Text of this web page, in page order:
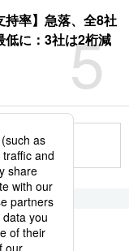
5
持率】急落、全8社
低に：3社は2桁減